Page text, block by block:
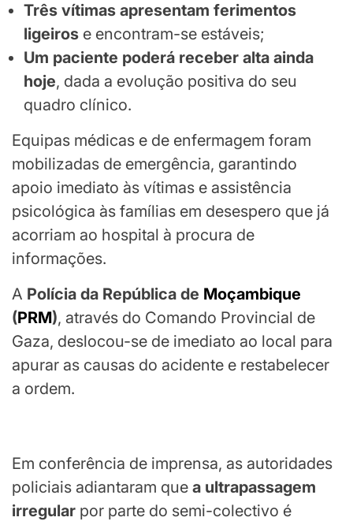
Três vítimas apresentam ferimentos
ligeiros e encontram-se estáveis;
Um paciente poderá receber alta ainda
hoje, dada a evolução positiva do seu
quadro clínico.
Equipas médicas e de enfermagem foram
mobilizadas de emergência, garantindo
apoio imediato às vítimas e assistência
psicológica às famílias em desespero que já
acorriam ao hospital à procura de
informações.
A Polícia da República de Moçambique
(PRM), através do Comando Provincial de
Gaza, deslocou-se de imediato ao local para
apurar as causas do acidente e restabelecer
a ordem.
Em conferência de imprensa, as autoridades
policiais adiantaram que a ultrapassagem
irregular por parte do semi-colectivo é